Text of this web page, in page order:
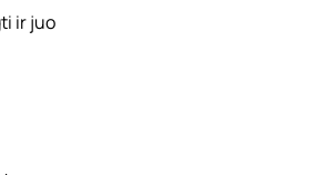
ir juo